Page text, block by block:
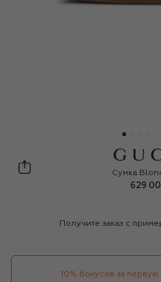
Gucci
Сумка
629
Получите заказ с
10% бонусов за первую